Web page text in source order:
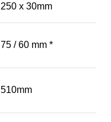
250 x 30mm
75 / 60 mm *
510mm